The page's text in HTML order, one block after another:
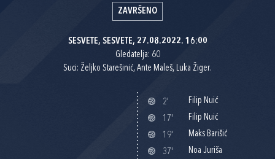
ZAVRŠENO
SESVETE, SESVETE, 27.08.2022. 16:00
Gledatelja: 60
Suci: Željko Starešinić, Ante Maleš, Luka Žiger.
2'
Filip Nuić
17'
Filip Nuić
19'
Maks Barišić
37'
Noa Juriša